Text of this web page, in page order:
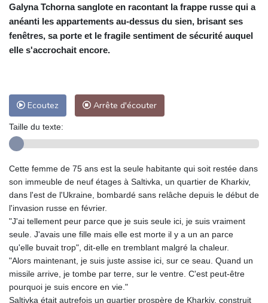
Galyna Tchorna sanglote en racontant la frappe russe qui a
anéanti les appartements au-dessus du sien, brisant ses
fenêtres, sa porte et le fragile sentiment de sécurité auquel
elle s'accrochait encore.
Ecoutez Arrête d'écouter
Taille du texte:
Cette femme de 75 ans est la seule habitante qui soit restée dans
son immeuble de neuf étages à Saltivka, un quartier de Kharkiv,
dans l'est de l'Ukraine, bombardé sans relâche depuis le début de
l'invasion russe en février.
"J'ai tellement peur parce que je suis seule ici, je suis vraiment
seule. J'avais une fille mais elle est morte il y a un an parce
qu'elle buvait trop", dit-elle en tremblant malgré la chaleur.
"Alors maintenant, je suis juste assise ici, sur ce seau. Quand un
missile arrive, je tombe par terre, sur le ventre. C'est peut-être
pourquoi je suis encore en vie."
Saltivka était autrefois un quartier prospère de Kharkiv, construit